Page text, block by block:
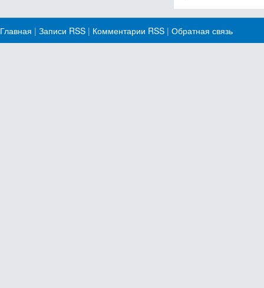
Главная | Записи RSS | Комментарии RSS | Обратная связь